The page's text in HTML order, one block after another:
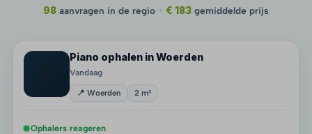
98 aanvragen in de regio · € 183 gemiddelde prijs
Piano ophalen in Woerden
Vandaag
📍 Woerden 2 m³
Ophalers reageren